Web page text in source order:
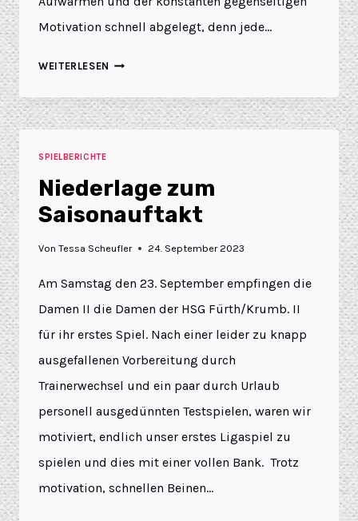
Motivation schnell abgelegt, denn jede…
WEITERLESEN
SPIELBERICHTE
Niederlage zum
Saisonauftakt
Von Tessa Scheufler 24. September 2023
Am Samstag den 23. September empfingen die
Damen II die Damen der HSG Fürth/Krumb. II
für ihr erstes Spiel. Nach einer leider zu knapp
ausgefallenen Vorbereitung durch
Trainerwechsel und ein paar durch Urlaub
personell ausgedünnten Testspielen, waren wir
motiviert, endlich unser erstes Ligaspiel zu
spielen und dies mit einer vollen Bank. Trotz
motivation, schnellen Beinen…